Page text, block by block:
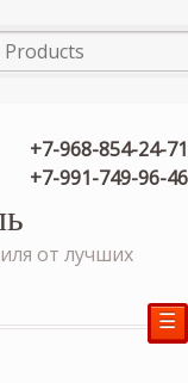
+7-968-854-24-71
+7-991-749-96-46
от лучших
☰